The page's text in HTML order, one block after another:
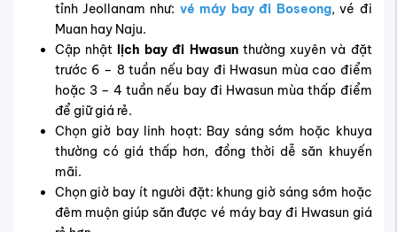
tỉnh Jeollanam như: vé máy bay đi Boseong, vé đi
Muan hay Naju.
Cập nhật lịch bay đi Hwasunthường xuyên và đặt
trước 6 – 8 tuần nếu bay đi Hwasun mùa cao điểm
hoặc 3 – 4 tuần nếu bay đi Hwasun mùa thấp điểm
để giữ giá rẻ.
Chọn giờ bay linh hoạt: Bay sáng sớm hoặc khuya
thường có giá thấp hơn, đồng thời dễ săn khuyến
mãi.
Chọn giờ bay ít người đặt: khung giờ sáng sớm hoặc
đêm muộn giúp săn được vé máy bay đi Hwasun giá